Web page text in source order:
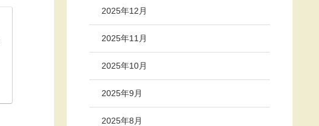
2025年12月
2025年11月
2025年10月
2025年9月
2025年8月